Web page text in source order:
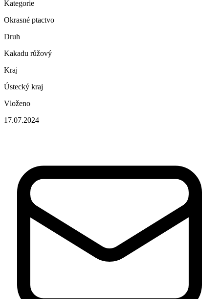
Kategorie
Okrasné ptactvo
Druh
Kakadu růžový
Kraj
Ústecký kraj
Vloženo
17.07.2024